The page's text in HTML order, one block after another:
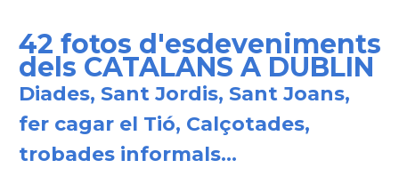
42 fotos d'esdeveniments
dels CATALANS A DUBLIN
Diades, Sant Jordis, Sant Joans,
fer cagar el Tió, Calçotades,
trobades informals...